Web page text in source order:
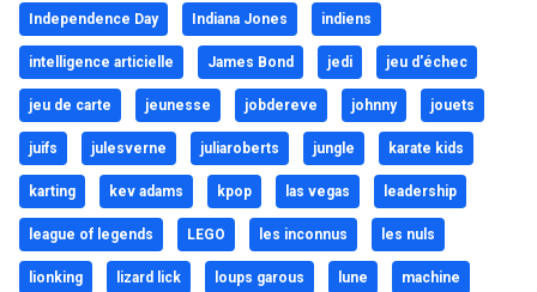
Independence Day Indiana Jones indiens
intelligence articielle James Bond jedi jeu d'échec
jeu de carte jeunesse jobdereve johnny jouets
juifs julesverne juliaroberts jungle karate kids
karting kev adams kpop las vegas leadership
league of legends LEGO les inconnus les nuls
lionking lizard lick loups garous lune machine